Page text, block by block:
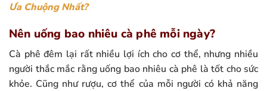
Ưa Chuộng Nhất?
Nên uống bao nhiêu cà phê mỗi ngày?
Cà phê đêm lại rất nhiều lợi ích cho cơ thể, nhưng nhiều
người thắc mắc rằng uống bao nhiêu cà phê là tốt cho sức
khỏe. Cũng như rượu, cơ thể của mỗi người có khả năng